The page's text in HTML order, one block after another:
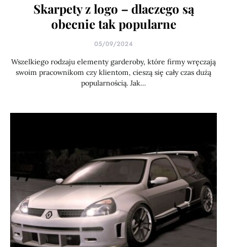
Skarpety z logo – dlaczego są
obecnie tak popularne
05/09/2024
Wszelkiego rodzaju elementy garderoby, które firmy wręczają
swoim pracownikom czy klientom, cieszą się cały czas dużą
popularnością. Jak…